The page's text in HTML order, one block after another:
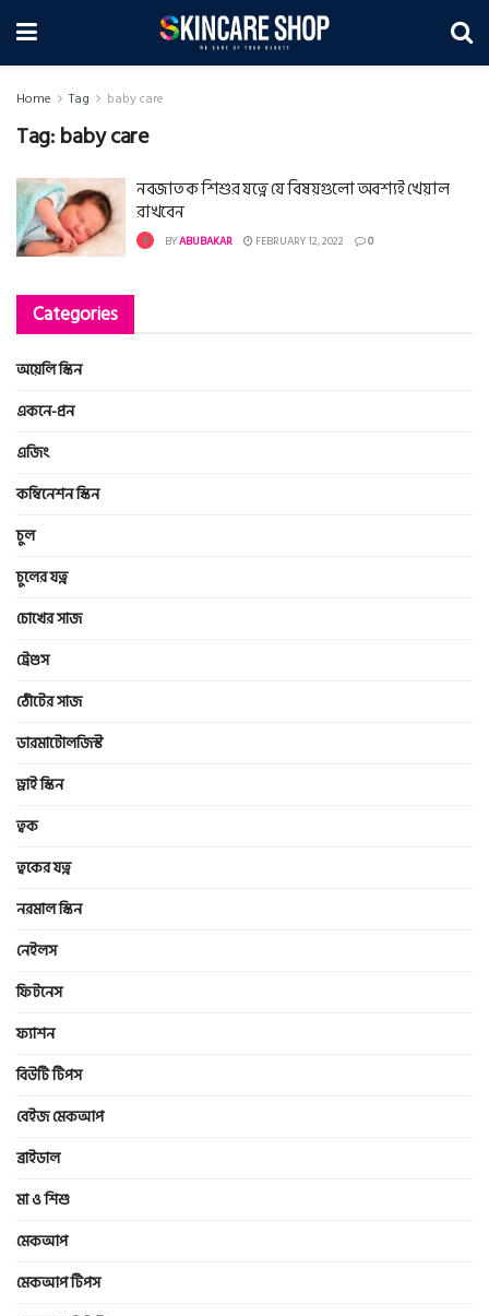
Home Tag baby care
Tag:baby care
নবজাতক শিশুর যত্নে যে বিষয়গুলো অবশ্যই খেয়াল
রাখবেন
BYABUBAKAR FEBRUARY 12, 2022 0
Categories
অয়েলি স্কিন
একনে-প্রন
এজিং
কম্বিনেশন স্কিন
চুল
চুলের যত্ন
চোখের সাজ
ট্রেণ্ডস
ঠোঁটের সাজ
ডারমাটোলজিস্ট
ড্রাই স্কিন
ত্বক
ত্বকের যত্ন
নরমাল স্কিন
নেইলস
ফিটনেস
ফ্যাশন
বিউটি টিপস
বেইজ মেকআপ
ব্রাইডাল
মা ও শিশু
মেকআপ
মেকআপ টিপস